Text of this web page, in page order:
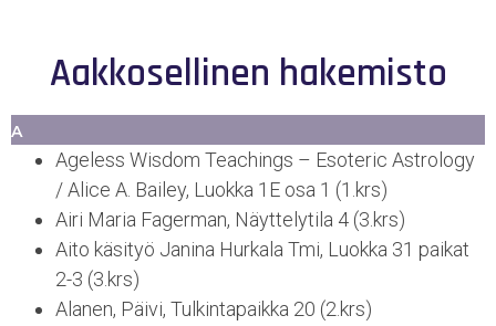
Aakkosellinen hakemisto
A
Ageless Wisdom Teachings – Esoteric Astrology
/ Alice A. Bailey, Luokka 1E osa 1 (1.krs)
Airi Maria Fagerman, Näyttelytila 4 (3.krs)
Aito käsityö Janina Hurkala Tmi, Luokka 31 paikat
2-3 (3.krs)
Alanen, Päivi, Tulkintapaikka 20 (2.krs)